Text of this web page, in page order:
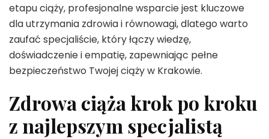
etapu ciąży, profesjonalne wsparcie jest kluczowe
dla utrzymania zdrowia i równowagi, dlatego warto
zaufać specjaliście, który łączy wiedzę,
doświadczenie i empatię, zapewniając pełne
bezpieczeństwo Twojej ciąży w Krakowie.
Zdrowa ciąża krok po kroku
z najlepszym specjalistą